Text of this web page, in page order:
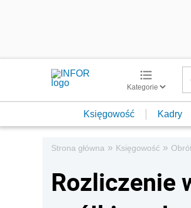
Kategorie
Księgowość Kadry
Strona główna » Księgowość »
Rozliczenie